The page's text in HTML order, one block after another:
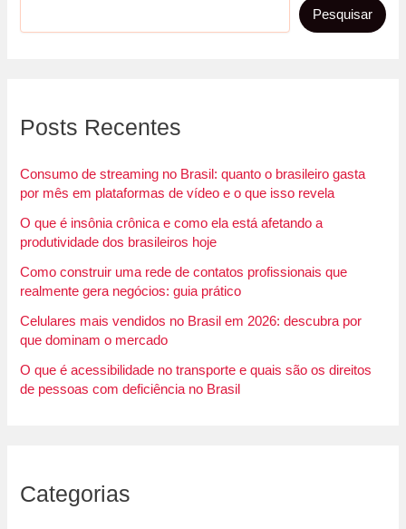
Pesquisar
Posts Recentes
Consumo de streaming no Brasil: quanto o brasileiro gasta
por mês em plataformas de vídeo e o que isso revela
O que é insônia crônica e como ela está afetando a
produtividade dos brasileiros hoje
Como construir uma rede de contatos profissionais que
realmente gera negócios: guia prático
Celulares mais vendidos no Brasil em 2026: descubra por
que dominam o mercado
O que é acessibilidade no transporte e quais são os direitos
de pessoas com deficiência no Brasil
Categorias